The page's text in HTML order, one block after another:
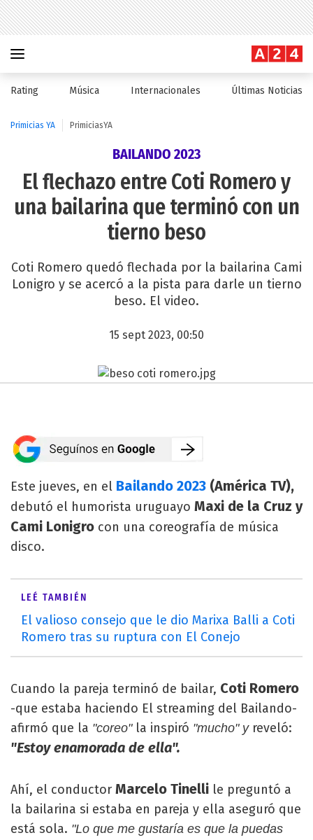
Rating Música Internacionales Últimas Noticias
Primicias YA PrimiciasYA
BAILANDO 2023
El flechazo entre Coti Romero y
una bailarina que terminó con un
tierno beso
Coti Romero quedó flechada por la bailarina Cami
Lonigro y se acercó a la pista para darle un tierno
beso. El video.
15 sept 2023, 00:50
Este jueves, en el Bailando 2023 (América TV),
debutó el humorista uruguayo Maxi de la Cruz y
Cami Lonigro con una coreografía de música
disco.
LEÉ TAMBIÉN
El valioso consejo que le dio Marixa Balli a Coti
Romero tras su ruptura con El Conejo
Cuando la pareja terminó de bailar, Coti Romero
-que estaba haciendo El streaming del Bailando-
afirmó que la "coreo"la inspiró "mucho" y reveló:
"Estoy enamorada de ella".
Ahí, el conductor Marcelo Tinelli le preguntó a
la bailarina si estaba en pareja y ella aseguró que
está sola. "Lo que me gustaría es que la puedas